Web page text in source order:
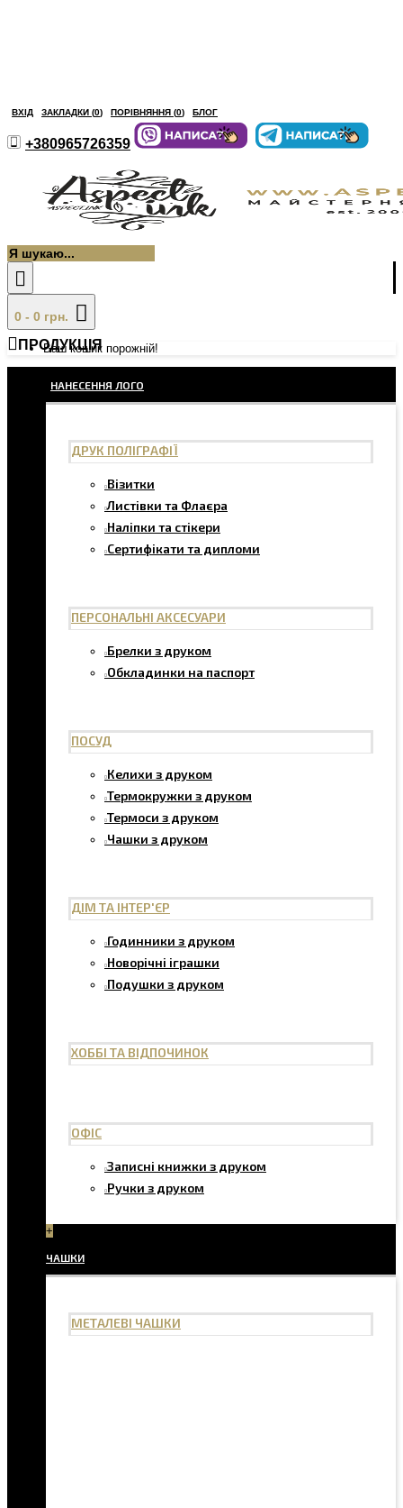
ВХІД ЗАКЛАДКИ (0) ПОРІВНЯННЯ (0) БЛОГ
+380965726359
0 - 0 грн.
Ваш кошик порожній!
ПРОДУКЦІЯ
НАНЕСЕННЯ ЛОГО
ДРУК ПОЛІГРАФІЇ
Візитки
Листівки та Флаєра
Наліпки та стікери
Сертифікати та дипломи
ПЕРСОНАЛЬНІ АКСЕСУАРИ
Брелки з друком
Обкладинки на паспорт
ПОСУД
Келихи з друком
Термокружки з друком
Термоси з друком
Чашки з друком
ДІМ ТА ІНТЕР'ЄР
Годинники з друком
Новорічні іграшки
Подушки з друком
ХОББІ ТА ВІДПОЧИНОК
ОФІС
Записні книжки з друком
Ручки з друком
+
ЧАШКИ
МЕТАЛЕВІ ЧАШКИ